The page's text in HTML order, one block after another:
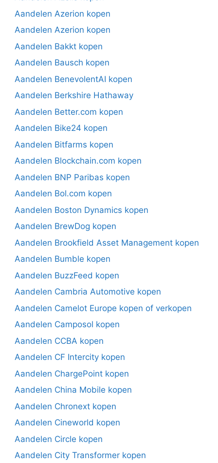
Aandelen Azerion kopen
Aandelen Azerion kopen
Aandelen Bakkt kopen
Aandelen Bausch kopen
Aandelen BenevolentAI kopen
Aandelen Berkshire Hathaway
Aandelen Better.com kopen
Aandelen Bike24 kopen
Aandelen Bitfarms kopen
Aandelen Blockchain.com kopen
Aandelen BNP Paribas kopen
Aandelen Bol.com kopen
Aandelen Boston Dynamics kopen
Aandelen BrewDog kopen
Aandelen Brookfield Asset Management kopen
Aandelen Bumble kopen
Aandelen BuzzFeed kopen
Aandelen Cambria Automotive kopen
Aandelen Camelot Europe kopen of verkopen
Aandelen Camposol kopen
Aandelen CCBA kopen
Aandelen CF Intercity kopen
Aandelen ChargePoint kopen
Aandelen China Mobile kopen
Aandelen Chronext kopen
Aandelen Cineworld kopen
Aandelen Circle kopen
Aandelen City Transformer kopen